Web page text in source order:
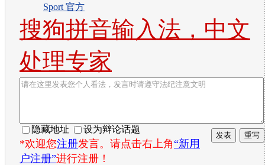
Sport 官方
搜狗拼音输入法，中文
处理专家
隐藏地址 设为辩论话题
*欢迎您注册发言。请点击右上角“新用
户注册”进行注册！